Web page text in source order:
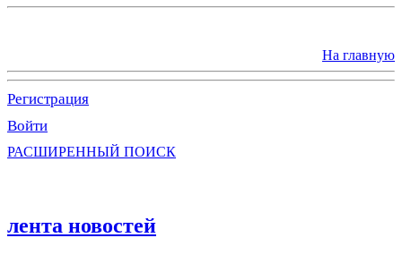
На главную
Регистрация
Войти
РАСШИРЕННЫЙ ПОИСК
лента новостей